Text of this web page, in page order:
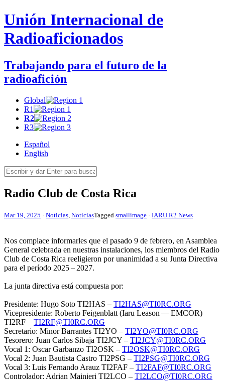
Unión Internacional de
Radioaficionados
Trabajando para el futuro de la
radioafición
Global
R1
R2
R3
Español
English
Radio Club de Costa Rica
Mar 19, 2025 · Noticias NoticiasTagged smallimage · IARU R2 News
Nos complace informarles que el pasado 9 de febrero, en Asamblea
General celebrada en nuestras instalaciones, los miembros del Radio
Club de Costa Rica reeligieron por unanimidad a su Junta Directiva
para el período 2025 – 2027.
La junta directiva está compuesta por:
Presidente: Hugo Soto TI2HAS – TI2HAS@​TI0RC.​ORG
Vicepresidente: Roberto Feigenblatt (Iaru Leason —EMCOR)
TI2RF – TI2RF@​TI0RC.​ORG
Secretario: Minor Barrantes TI2YO – TI2YO@​TI0RC.​ORG
Tesorero: Juan Carlos Sibaja TI2JCY – TI2JCY@​TI0RC.​ORG
Vocal 1: Oscar Garbanzo TI2OSK – TI2OSK@​TI0RC.​ORG
Vocal 2: Juan Bautista Castro TI2PSG – TI2PSG@​TI0RC.​ORG
Vocal 3: Luis Fernando Arauz TI2FAF – TI2FAF@​TI0RC.​ORG
Controlador: Adrian Mainieri TI2LCO – TI2LCO@​TI0RC.​ORG